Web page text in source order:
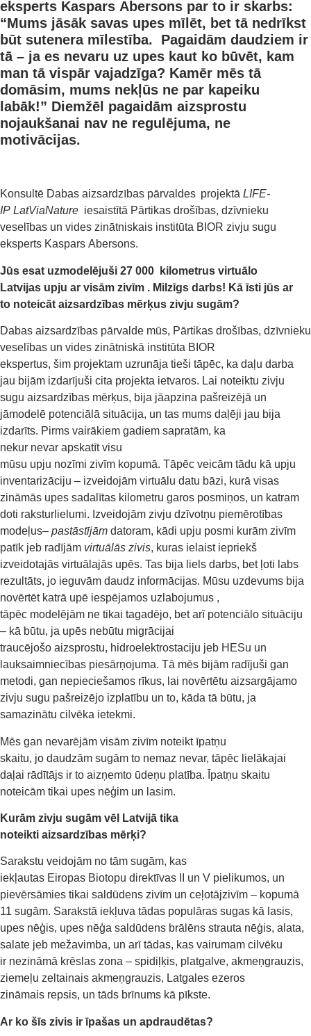
eksperts Kaspars Abersons par to ir skarbs:
“Mums jāsāk savas upes mīlēt, bet tā nedrīkst
būt sutenera mīlestība. Pagaidām daudziem ir
tā – ja es nevaru uz upes kaut ko būvēt, kam
man tā vispār vajadzīga? Kamēr mēs tā
domāsim, mums nekļūs ne par kapeiku
labāk!” Diemžēl pagaidām aizsprostu
nojaukšanai nav ne regulējuma, ne
motivācijas.
Konsultē Dabas aizsardzības pārvaldes projektā LIFE-
IP LatViaNature iesaistītā Pārtikas drošības, dzīvnieku
veselības un vides zinātniskais institūta BIOR zivju sugu
eksperts Kaspars Abersons.
Jūs esat uzmodelējuši 27 000 kilometrus virtuālo
Latvijas upju ar visām zivīm . Milzīgs darbs! Kā īsti jūs ar
to noteicāt aizsardzības mērķus zivju sugām?
Dabas aizsardzības pārvalde mūs, Pārtikas drošības, dzīvnieku
veselības un vides zinātniskā institūta BIOR
ekspertus, šim projektam uzrunāja tieši tāpēc, ka daļu darba
jau bijām izdarījuši cita projekta ietvaros. Lai noteiktu zivju
sugu aizsardzības mērķus, bija jāapzina pašreizējā un
jāmodelē potenciālā situācija, un tas mums daļēji jau bija
izdarīts. Pirms vairākiem gadiem sapratām, ka
nekur nevar apskatīt visu
mūsu upju nozīmi zivīm kopumā. Tāpēc veicām tādu kā upju
inventarizāciju – izveidojām virtuālu datu bāzi, kurā visas
zināmās upes sadalītas kilometru garos posmiņos, un katram
doti raksturlielumi. Izveidojām zivju dzīvotņu piemērotības
modeļus– pastāstījām datoram, kādi upju posmi kurām zivīm
patīk jeb radījām virtuālās zivis, kuras ielaist iepriekš
izveidotajās virtuālajās upēs. Tas bija liels darbs, bet ļoti labs
rezultāts, jo ieguvām daudz informācijas. Mūsu uzdevums bija
novērtēt katrā upē iespējamos uzlabojumus ,
tāpēc modelējām ne tikai tagadējo, bet arī potenciālo situāciju
– kā būtu, ja upēs nebūtu migrācijai
traucējošo aizsprostu, hidroelektrostaciju jeb HESu un
lauksaimniecības piesārņojuma. Tā mēs bijām radījuši gan
metodi, gan nepieciešamos rīkus, lai novērtētu aizsargājamo
zivju sugu pašreizējo izplatību un to, kāda tā būtu, ja
samazinātu cilvēka ietekmi.
Mēs gan nevarējām visām zivīm noteikt īpatņu
skaitu, jo daudzām sugām to nemaz nevar, tāpēc lielākajai
daļai rādītājs ir to aizņemto ūdeņu platība. Īpatņu skaitu
noteicām tikai upes nēģim un lasim.
Kurām zivju sugām vēl Latvijā tika
noteikti aizsardzības mērķi?
Sarakstu veidojām no tām sugām, kas
iekļautas Eiropas Biotopu direktīvas II un V pielikumos, un
pievērsāmies tikai saldūdens zivīm un ceļotājzivīm – kopumā
11 sugām. Sarakstā iekļuva tādas populāras sugas kā l asis,
upes nēģis, upes nēģa saldūdens brālēns strauta nēģis, alata,
salate jeb mežavimba, un arī tādas, kas vairumam cilvēku
ir nezināmā krēslas zona – spidiļķis, platgalve, akmeņgrauzis,
ziemeļu zeltainais akmeņgrauzis, Latgales ezeros
zināmais repsis, un tāds brīnums kā pīkste.
Ar ko šīs zivis ir īpašas un apdraudētas?